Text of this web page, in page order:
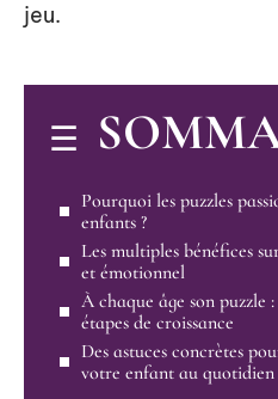
jeu.
Pourquoi les puzzles
enfants ?
Les multiples bénéfices
et émotionnel
À chaque âge son puzzle
étapes de croissance
Des astuces concrètes
votre enfant au quotidien